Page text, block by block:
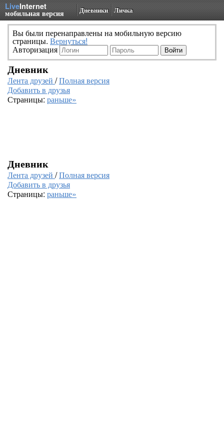
LiveInternet
мобильная версия Дневники Личка
Вы были перенаправлены на мобильную версию
страницы. Вернуться!
Авторизация
Дневник
Лента друзей /Полная версия
Добавить в друзья
Страницы: раньше»
Дневник
Лента друзей /Полная версия
Добавить в друзья
Страницы: раньше»